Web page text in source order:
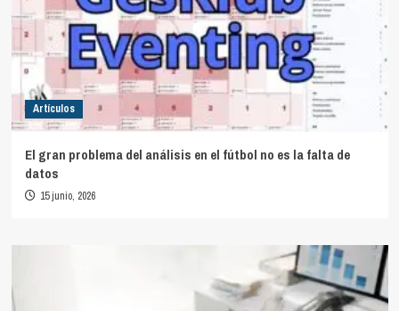
Artículos
El gran problema del análisis en el fútbol no es la falta de
datos
15 junio, 2026